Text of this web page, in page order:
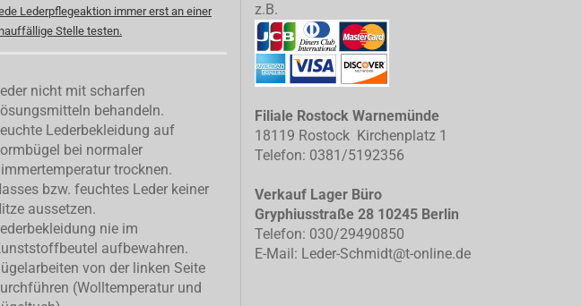
Lederpflegeaktion immer erst an einer
Stelle testen.
nicht mit scharfen
behandeln.
Lederbekleidung auf
bei normaler
trocknen.
bzw. feuchtes Leder keiner
aussetzen.
nie im
aufbewahren.
von der linken Seite
(Wolltemperatur und
z.B.
Filiale Rostock Warnemünde
18119 Rostock Kirchenplatz 1
Telefon: 0381/5192356
Verkauf Lager Büro
Gryphiusstraße 28 10245 Berlin
Telefon: 030/29490850
E-Mail: Leder-Schmidt@t-online.de